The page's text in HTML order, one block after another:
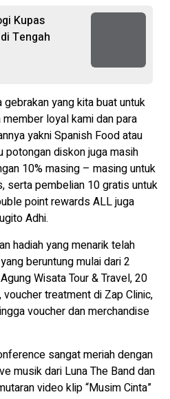
Kupas
Tengah
gebrakan yang kita buat untuk
loyal kami dan para
yakni Spanish Food atau
potongan diskon juga masih
10% masing – masing untuk
serta pembelian 10 gratis untuk
point rewards ALL juga
Adhi.
hadiah yang menarik telah
beruntung mulai dari 2
Wisata Tour & Travel, 20
treatment di Zap Clinic,
voucher dan merchandise
sangat meriah dengan
musik dari Luna The Band dan
video klip “Musim Cinta”